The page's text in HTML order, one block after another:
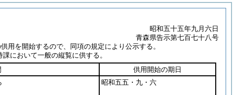
昭和五十五年九月六日
青森県告示第七百七十八号
用を開始するので、同項の規定により公示する。
において一般の縦覧に供する。
供用開始の期日
昭和五五・九・六